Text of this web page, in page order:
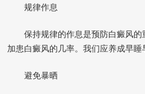
规律作息
保持规律的作息是预防白癜风的
加患白癜风的几率。我们应养成早
避免暴晒